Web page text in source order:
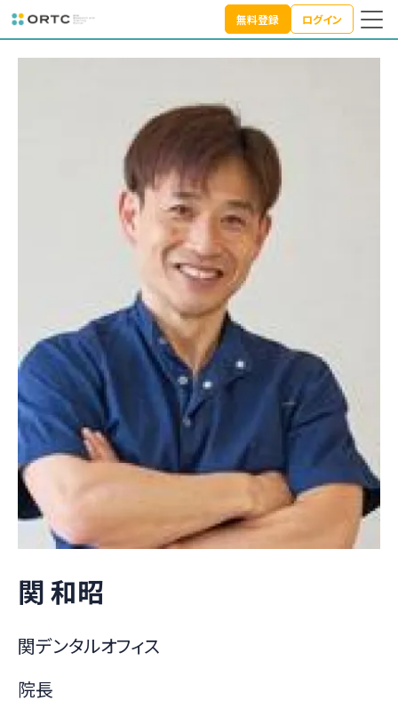
無料登録 ログイン
講師紹介
TOP 講師紹介
関 和昭
関デンタルオフィス
院長